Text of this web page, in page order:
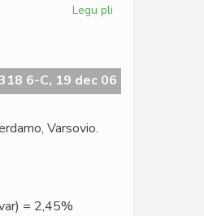
Legu pli
la
nigra
6-C, 19 dec 06
Varsovio.
= 2,45%